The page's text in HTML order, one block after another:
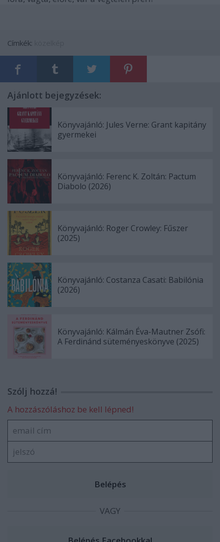
Címkék:
Ajánlott bejegyzések:
Könyvajánló: Jules Verne: Grant kapitány
gyermekei
Könyvajánló: Ferenc K. Zoltán: Pactum
Diabolo (2026)
Könyvajánló: Roger Crowley: Fűszer
(2025)
Könyvajánló: Costanza Casati: Babilónia
(2026)
Könyvajánló: Kálmán Éva-Mautner Zsófi:
A Ferdinánd süteményeskönyve (2025)
Szólj hozzá!
A hozzászóláshoz be kell lépned!
VAGY